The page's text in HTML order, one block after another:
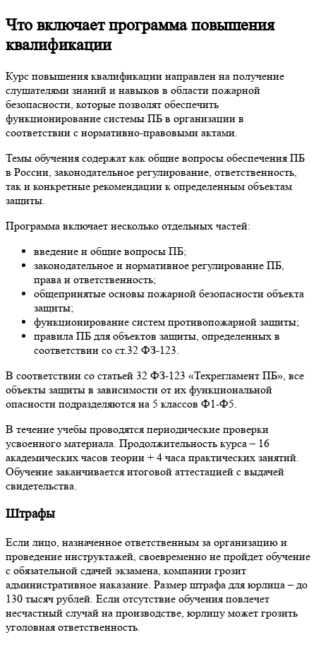
Что включает программа повышения
квалификации
Курс повышения квалификации направлен на получение
слушателями знаний и навыков в области пожарной
безопасности, которые позволят обеспечить
функционирование системы ПБ в организации в
соответствии с нормативно-правовыми актами.
Темы обучения содержат как общие вопросы обеспечения ПБ
в России, законодательное регулирование, ответственность,
так и конкретные рекомендации к определенным объектам
защиты.
Программа включает несколько отдельных частей:
введение и общие вопросы ПБ;
законодательное и нормативное регулирование ПБ,
права и ответственность;
общепринятые основы пожарной безопасности объекта
защиты;
функционирование систем противопожарной защиты;
правила ПБ для объектов защиты, определенных в
соответствии со ст.32 ФЗ-123.
В соответствии со статьей 32 ФЗ-123 «Техрегламент ПБ», все
объекты защиты в зависимости от их функциональной
опасности подразделяются на 5 классов Ф1-Ф5.
В течение учебы проводятся периодические проверки
усвоенного материала. Продолжительность курса – 16
академических часов теории + 4 часа практических занятий.
Обучение заканчивается итоговой аттестацией с выдачей
свидетельства.
Штрафы
Если лицо, назначенное ответственным за организацию и
проведение инструктажей, своевременно не пройдет обучение
с обязательной сдачей экзамена, компании грозит
административное наказание. Размер штрафа для юрлица – до
130 тысяч рублей. Если отсутствие обучения повлечет
несчастный случай на производстве, юрлицу может грозить
уголовная ответственность.